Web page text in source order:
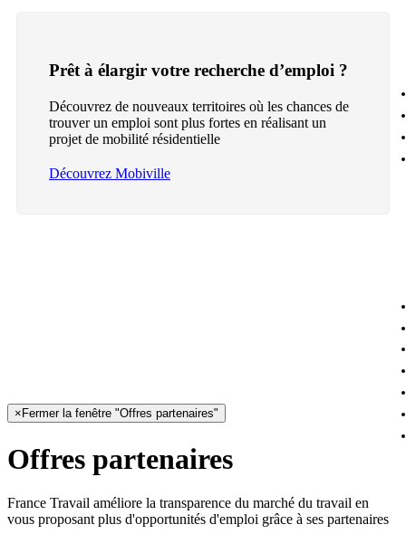
Prêt à élargir votre recherche d’emploi ?
Découvrez de nouveaux territoires où les chances de
trouver un emploi sont plus fortes en réalisant un
projet de mobilité résidentielle
Découvrez Mobiville
× Fermer la fenêtre "Offres partenaires"
Offres partenaires
France Travail améliore la transparence du marché du travail en
vous proposant plus d'opportunités d'emploi grâce à ses partenaires